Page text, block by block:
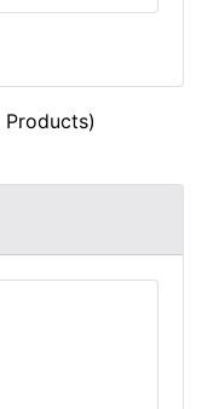
Products)